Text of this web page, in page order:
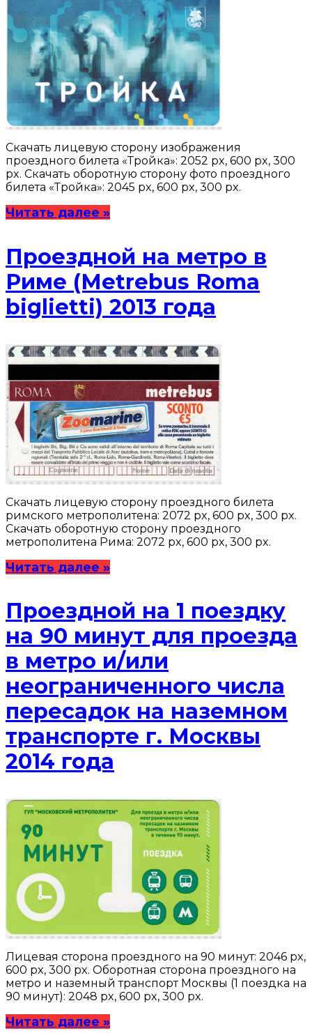
Скачать лицевую сторону изображения
проездного билета «Тройка»: 2052 px, 600 px, 300
px. Скачать оборотную сторону фото проездного
билета «Тройка»: 2045 px, 600 px, 300 px.
Читать далее »
Проездной на метро в
Риме (Metrebus Roma
biglietti) 2013 года
Скачать лицевую сторону проездного билета
римского метрополитена: 2072 px, 600 px, 300 px.
Скачать оборотную сторону проездного
метрополитена Рима: 2072 px, 600 px, 300 px.
Читать далее »
Проездной на 1 поездку
на 90 минут для проезда
в метро и/или
неограниченного числа
пересадок на наземном
транспорте г. Москвы
2014 года
Лицевая сторона проездного на 90 минут: 2046 px,
600 px, 300 px. Оборотная cторона проездного на
метро и наземный транспорт Москвы (1 поездка на
90 минут): 2048 px, 600 px, 300 px.
Читать далее »